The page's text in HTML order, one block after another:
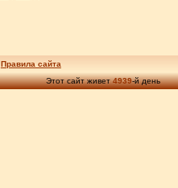
Правила сайта
Этот сайт живет4939-й день